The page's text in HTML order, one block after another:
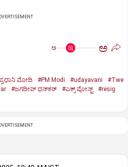
ಅ ಅ
ಮೋದಿ #PM Modi #udayavani
#Twe
#ಜಗದೀಪ್‌ ಧನ್‌ಕರ್‌ #ಎಕ್ಸ್‌ ಪೋಸ್ಟ್
#resig